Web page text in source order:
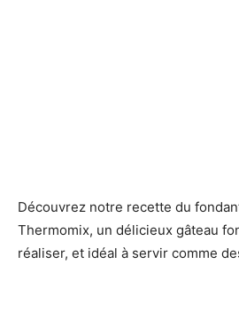
Découvrez notre recette du
Thermomix, un délicieux gâteau
réaliser, et idéal à servir comme